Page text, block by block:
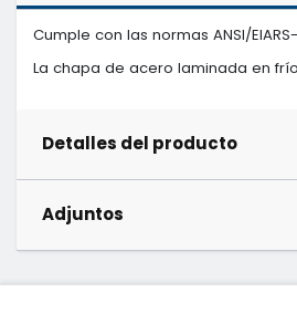
Cumple con las normas ANSI/
La chapa de acero laminada en
Detalles del producto
Adjuntos